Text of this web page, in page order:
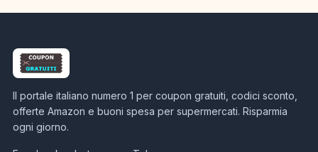
Il portale italiano numero 1 per coupon gratuiti, codici sconto,
offerte Amazon e buoni spesa per supermercati. Risparmia
ogni giorno.